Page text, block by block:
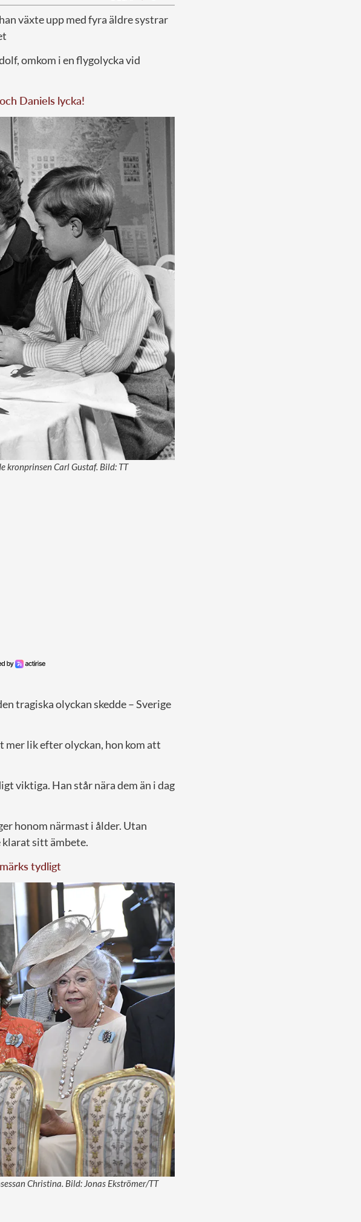
växte upp med fyra äldre systrar
omkom i en flygolycka vid
Daniels lycka!
kronprinsen Carl Gustaf. Bild: TT
tragiska olyckan skedde – Sverige
mer lik efter olyckan, hon kom att
viktiga. Han står nära dem än i dag
honom närmast i ålder. Utan
klarat sitt ämbete.
tydligt
Christina. Bild: Jonas Ekströmer/TT